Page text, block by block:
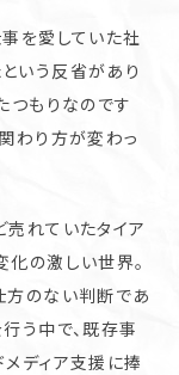
事を愛していた社
いう反省があり
つもりなのです
わり方が変わっ
売れていたタイア
化の激しい世界。
方のない判断であ
う中で、既存事
ディア支援に捧